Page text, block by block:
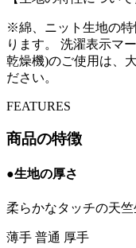
※綿、ニット生地の特
ります。 洗濯表示マ
乾燥機)のご使用は、
ださい。
FEATURES
商品の特徴
●生地の厚さ
柔らかなタッチの天
薄手 普通 厚手